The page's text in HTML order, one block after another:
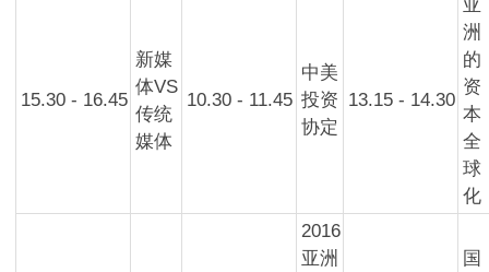
15.30 - 16.45
新媒
体VS
传统
媒体
10.30 - 11.45
中美
投资
协定
13.15 - 14.30
亚
洲
的
资
本
全
球
化
2016
亚洲
国